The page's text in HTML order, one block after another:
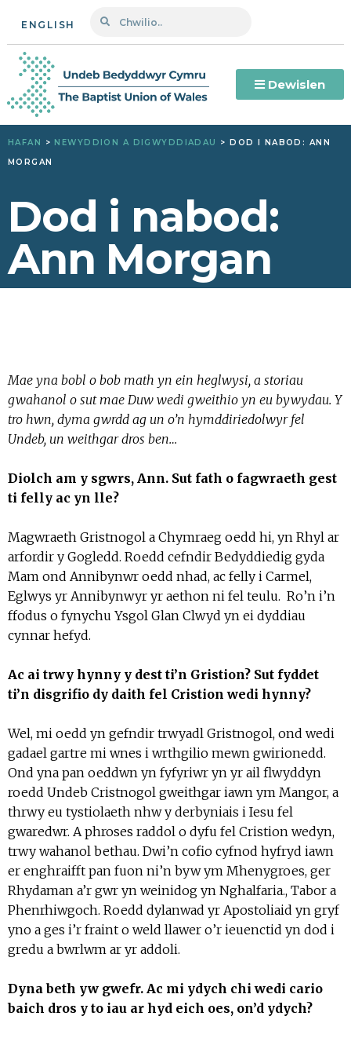
ENGLISH
Dewislen
HAFAN > NEWYDDION A DIGWYDDIADAU >DOD I NABOD: ANN
MORGAN
Dod i nabod:
Ann Morgan
Mae yna bobl o bob math yn ein heglwysi, a storiau
gwahanol o sut mae Duw wedi gweithio yn eu bywydau. Y
tro hwn, dyma gwrdd ag un o’n hymddiriedolwyr fel
Undeb, un weithgar dros ben…
Diolch am y sgwrs, Ann. Sut fath o fagwraeth gest
ti felly ac yn lle?
Magwraeth Gristnogol a Chymraeg oedd hi, yn Rhyl ar
arfordir y Gogledd. Roedd cefndir Bedyddiedig gyda
Mam ond Annibynwr oedd nhad, ac felly i Carmel,
Eglwys yr Annibynwyr yr aethon ni fel teulu. Ro’n i’n
ffodus o fynychu Ysgol Glan Clwyd yn ei dyddiau
cynnar hefyd.
Ac ai trwy hynny y dest ti’n Gristion? Sut fyddet
ti’n disgrifio dy daith fel Cristion wedi hynny?
Wel, mi oedd yn gefndir trwyadl Gristnogol, ond wedi
gadael gartre mi wnes i wrthgilio mewn gwirionedd.
Ond yna pan oeddwn yn fyfyriwr yn yr ail flwyddyn
roedd Undeb Cristnogol gweithgar iawn ym Mangor, a
thrwy eu tystiolaeth nhw y derbyniais i Iesu fel
gwaredwr. A phroses raddol o dyfu fel Cristion wedyn,
trwy wahanol bethau. Dwi’n cofio cyfnod hyfryd iawn
er enghraifft pan fuon ni’n byw ym Mhenygroes, ger
Rhydaman a’r gwr yn weinidog yn Nghalfaria., Tabor a
Phenrhiwgoch. Roedd dylanwad yr Apostoliaid yn gryf
yno a ges i’r fraint o weld llawer o’r ieuenctid yn dod i
gredu a bwrlwm ar yr addoli.
Dyna beth yw gwefr. Ac mi ydych chi wedi cario
baich dros y to iau ar hyd eich oes, on’d ydych?